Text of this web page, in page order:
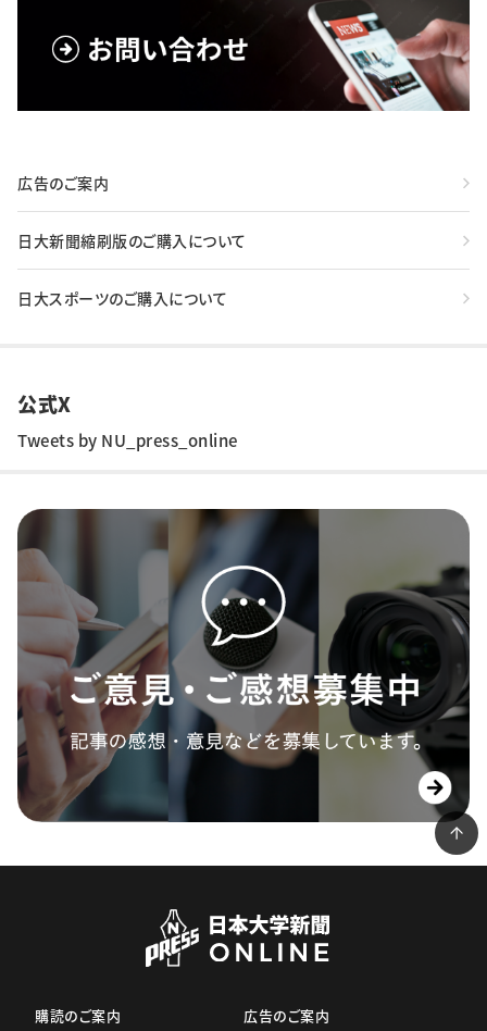
広告のご案内
日大新聞縮刷版のご購入について
日大スポーツのご購入について
公式X
Tweets by NU_press_online
購読のご案内 広告のご案内